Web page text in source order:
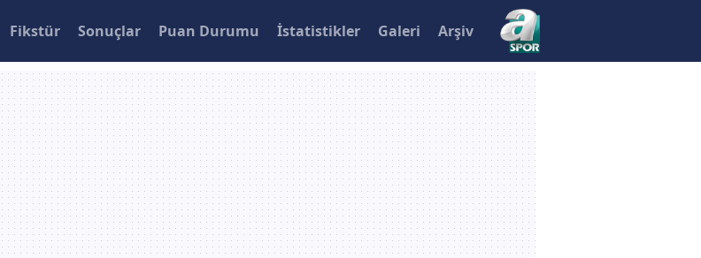
Fikstür Sonuçlar Puan Durumu İstatistikler Galeri Arşiv